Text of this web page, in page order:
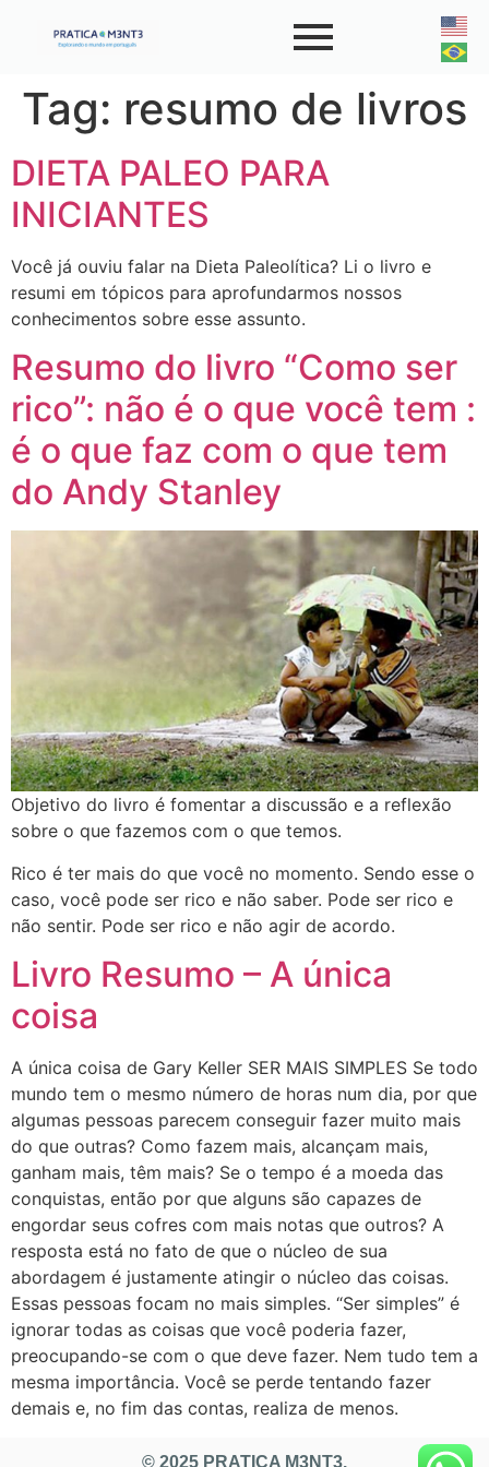
Tag: resumo de livros
DIETA PALEO PARA
INICIANTES
Você já ouviu falar na Dieta Paleolítica? Li o livro e
resumi em tópicos para aprofundarmos nossos
conhecimentos sobre esse assunto.
Resumo do livro “Como ser
rico”: não é o que você tem :
é o que faz com o que tem
do Andy Stanley
Objetivo do livro é fomentar a discussão e a reflexão
sobre o que fazemos com o que temos.
Rico é ter mais do que você no momento. Sendo esse o
caso, você pode ser rico e não saber. Pode ser rico e
não sentir. Pode ser rico e não agir de acordo.
Livro Resumo – A única
coisa
A única coisa de Gary Keller SER MAIS SIMPLES Se todo
mundo tem o mesmo número de horas num dia, por que
algumas pessoas parecem conseguir fazer muito mais
do que outras? Como fazem mais, alcançam mais,
ganham mais, têm mais? Se o tempo é a moeda das
conquistas, então por que alguns são capazes de
engordar seus cofres com mais notas que outros? A
resposta está no fato de que o núcleo de sua
abordagem é justamente atingir o núcleo das coisas.
Essas pessoas focam no mais simples. “Ser simples” é
ignorar todas as coisas que você poderia fazer,
preocupando-se com o que deve fazer. Nem tudo tem a
mesma importância. Você se perde tentando fazer
demais e, no fim das contas, realiza de menos.
© 2025 PRATICA M3NT3.